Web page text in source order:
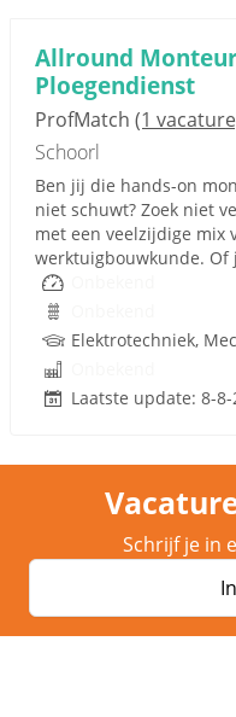
Allround
Ploegendienst
ProfMatch (1
Schoorl
Ben jij die hands-on
niet schuwt? Zoek niet
met een veelzijdige mix
werktuigbouwkunde. Of
Laatste update: 8-8-
Schrijf je in